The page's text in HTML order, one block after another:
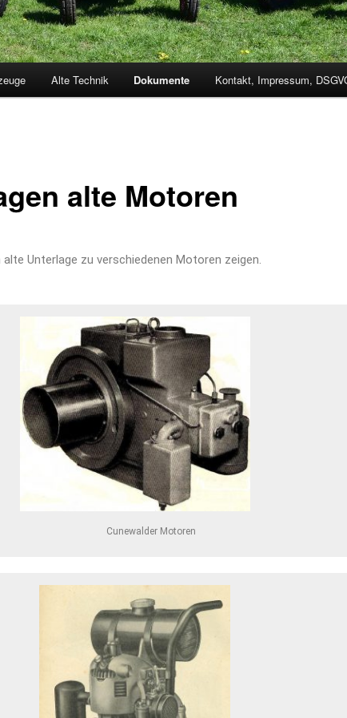
Alte Technik Dokumente Kontakt, Impressum,
alte Motoren
Unterlage zu verschiedenen Motoren zeigen.
Cunewalder Motoren